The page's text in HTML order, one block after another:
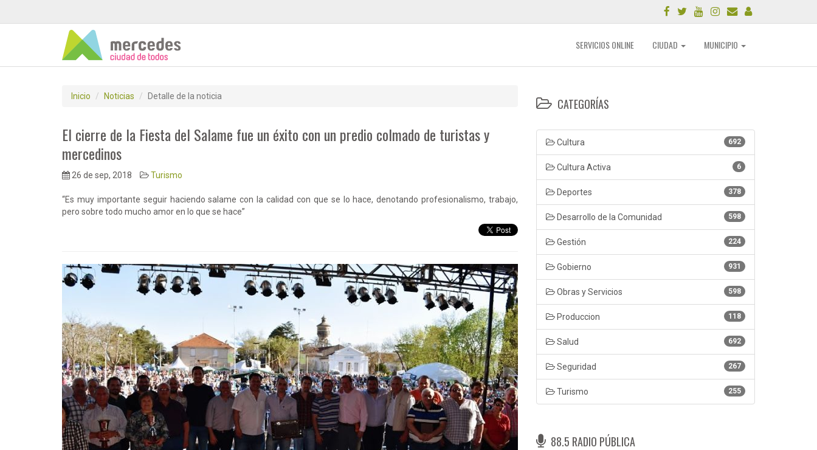
SERVICIOS ONLINE CIUDAD MUNICIPIO
Inicio Noticias Detalle de la noticia
El cierre de la Fiesta del Salame fue un éxito con un predio colmado de turistas y
mercedinos
26 de sep, 2018 Turismo
“Es muy importante seguir haciendo salame con la calidad con que se lo hace, denotando profesionalismo, trabajo,
pero sobre todo mucho amor en lo que se hace”
CATEGORÍAS
692
Cultura
6
Cultura Activa
378
Deportes
598
Desarrollo de la Comunidad
224
Gestión
931
Gobierno
598
Obras y Servicios
118
Produccion
692
Salud
267
Seguridad
255
Turismo
88.5 RADIO PÚBLICA